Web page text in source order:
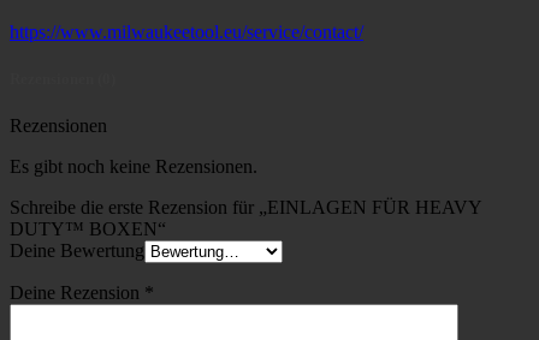
https://www.milwaukeetool.eu/service/contact/
Rezensionen
Es gibt noch keine Rezensionen.
Schreibe die erste Rezension für „EINLAGEN FÜR HEAVY
DUTY™ BOXEN“
Deine Bewertung
Deine Rezension *